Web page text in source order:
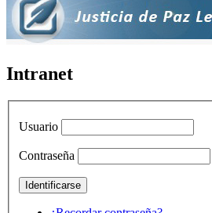
Intranet
Usuario
Contraseña